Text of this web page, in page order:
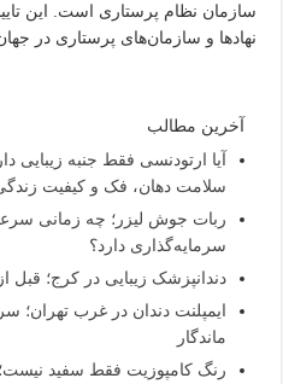
سازمان نظام پرستاری است. این
نهادها و سازمان‌های پرستاری در
آخرین مطالب
آیا ارتودنسی فقط جنبه زیبایی
سلامت دهان، فک و کیفیت
ربات جوش لیزر؛ چه زمانی
سرمایه‌گذاری دارد؟
دندانپزشک زیبایی در کرج؛ قبل
ایمپلنت دندان در غرب تهران؛
ماندگار
رنگ کامپوزیت فقط سفید